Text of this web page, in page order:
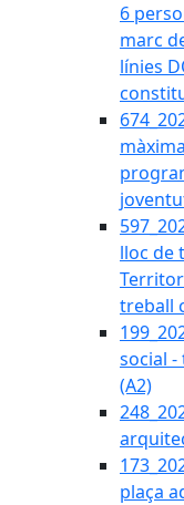
6
marc
línies
lloc de
treball
social
(A2)
plaça